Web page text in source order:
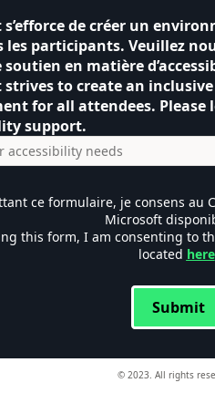
de créer un
les participants. Veuillez
soutien en matière
to create an
for all attendees. Please
support.
ce formulaire, je consens au
Microsoft
this form, I am consenting to
located here
Submit
© 2023. All rights